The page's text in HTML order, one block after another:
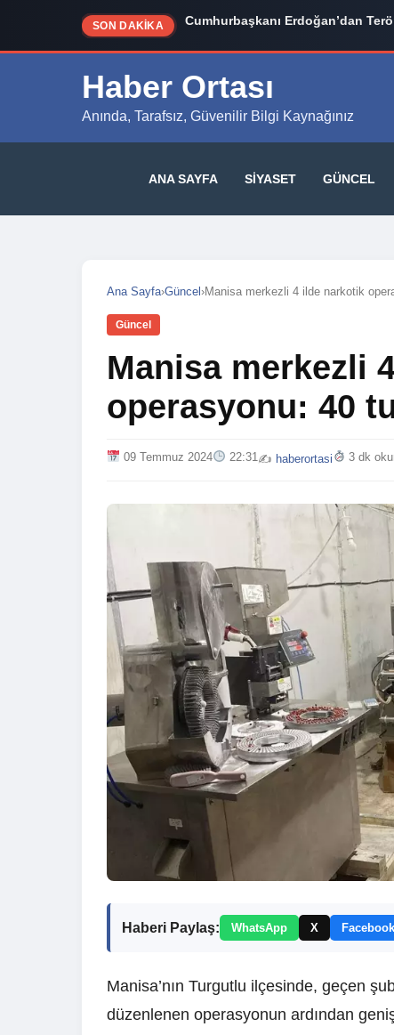
SON DAKİKA Cumhurbaşkanı Erdoğan’dan
İzmir Siyasetinde Bomba İddia:
Haber Ortası
Anında, Tarafsız, Güvenilir Bilgi Kaynağınız
ANA SAYFA SIYASET GÜNCEL
Ana Sayfa›Güncel ›Manisa merkezli 4 ilde narkotik
Güncel
Manisa merkezli
operasyonu: 40
09 Temmuz 2024 22:31✍️ haberortasi 3 dk
Haberi Paylaş: WhatsApp X Facebook
Manisa’nın Turgutlu ilçesinde, geçen
düzenlenen operasyonun ardından